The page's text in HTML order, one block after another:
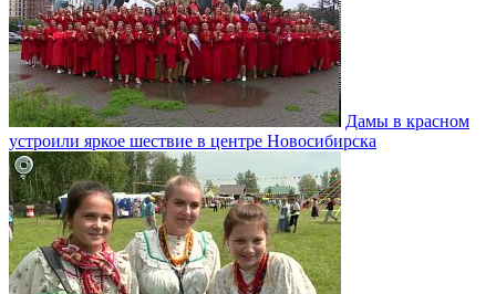
Дамы в красном
устроили яркое шествие в центре Новосибирска